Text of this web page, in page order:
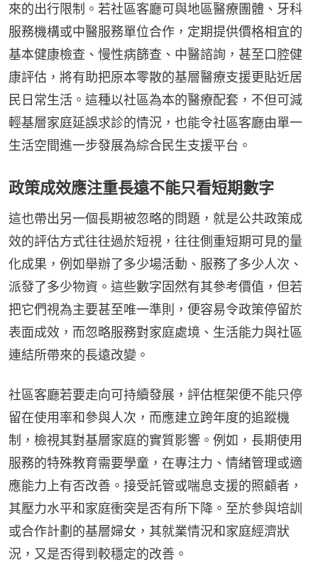
來的出行限制。若社區客廳可與地區醫療團體、牙科
服務機構或中醫服務單位合作，定期提供價格相宜的
基本健康檢查、慢性病篩查、中醫諮詢，甚至口腔健
康評估，將有助把原本零散的基層醫療支援更貼近居
民日常生活。這種以社區為本的醫療配套，不但可減
輕基層家庭延誤求診的情況，也能令社區客廳由單一
生活空間進一步發展為綜合民生支援平台。
政策成效應注重長遠不能只看短期數字
這也帶出另一個長期被忽略的問題，就是公共政策成
效的評估方式往往過於短視，往往側重短期可見的量
化成果，例如舉辦了多少場活動、服務了多少人次、
派發了多少物資。這些數字固然有其參考價值，但若
把它們視為主要甚至唯一準則，便容易令政策停留於
表面成效，而忽略服務對家庭處境、生活能力與社區
連結所帶來的長遠改變。
社區客廳若要走向可持續發展，評估框架便不能只停
留在使用率和參與人次，而應建立跨年度的追蹤機
制，檢視其對基層家庭的實質影響。例如，長期使用
服務的特殊教育需要學童，在專注力、情緒管理或適
應能力上有否改善。接受託管或喘息支援的照顧者，
其壓力水平和家庭衝突是否有所下降。至於參與培訓
或合作計劃的基層婦女，其就業情況和家庭經濟狀
況，又是否得到較穩定的改善。